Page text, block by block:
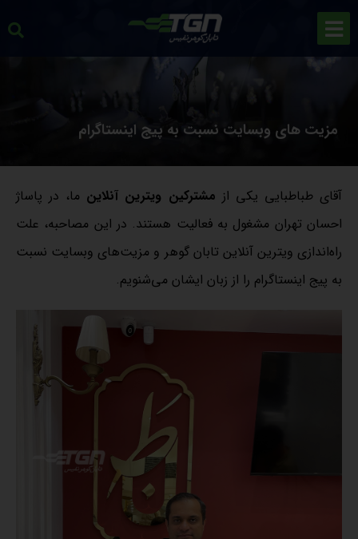
مزیت های وبسایت نسبت به پیج اینستاگرام
آقای طباطبایی یکی از مشترکین ویترین آنلاین ما، در پاساژ
احسان تهران مشغول به فعالیت هستند. در این مصاحبه، علت
راه‌اندازی ویترین آنلاین تابان گوهر و مزیت‌های وبسایت نسبت
به پیج اینستاگرام را از زبان ایشان می‌شنویم.